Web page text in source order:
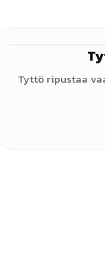
Tyttö ripustaa